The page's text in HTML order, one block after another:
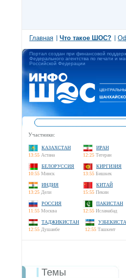
Главная Что такое ШОС?
Портал создан при финансовой
Федерального агентства по печати и
Российской Федерации
Участники:
КАЗАХСТАН
13:55 Астана
ИРАН
12:25 Тегеран
БЕЛОРУССИЯ
10:55 Минск
КИРГИЗИЯ
13:55 Бишкек
ИНДИЯ
13:25 Дели
КИТАЙ
15:55 Пекин
РОССИЯ
11:55 Москва
ПАКИСТАН
12:55 Исламабад
ТАДЖИКИСТАН
12:55 Душанбе
12:55 Ташкент
Темы